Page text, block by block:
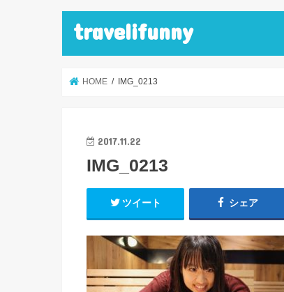
travelifunny
HOME IMG_0213
2017.11.22
IMG_0213
ツイート シェア